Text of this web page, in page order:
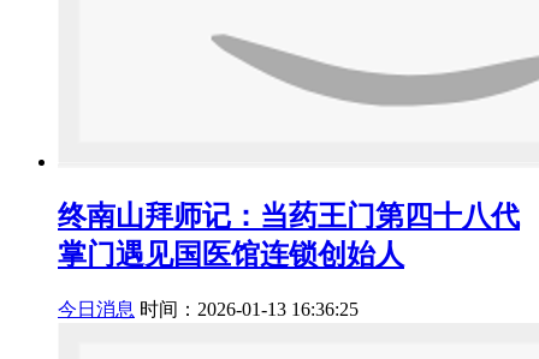
终南山拜师记：当药王门第四十八代
掌门遇见国医馆连锁创始人
今日消息 时间：2026-01-13 16:36:25